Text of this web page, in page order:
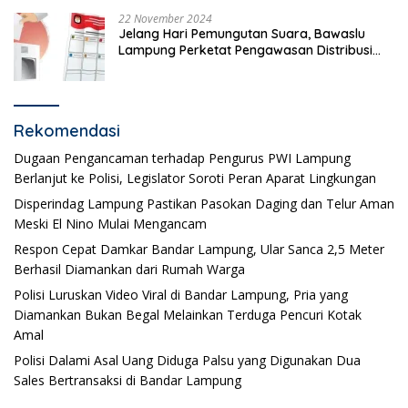
22 November 2024
Jelang Hari Pemungutan Suara, Bawaslu
Lampung Perketat Pengawasan Distribusi
Rekomendasi
Dugaan Pengancaman terhadap Pengurus PWI Lampung
Berlanjut ke Polisi, Legislator Soroti Peran Aparat Lingkungan
Disperindag Lampung Pastikan Pasokan Daging dan Telur Aman
Meski El Nino Mulai Mengancam
Respon Cepat Damkar Bandar Lampung, Ular Sanca 2,5 Meter
Berhasil Diamankan dari Rumah Warga
Polisi Luruskan Video Viral di Bandar Lampung, Pria yang
Diamankan Bukan Begal Melainkan Terduga Pencuri Kotak
Amal
Polisi Dalami Asal Uang Diduga Palsu yang Digunakan Dua
Sales Bertransaksi di Bandar Lampung